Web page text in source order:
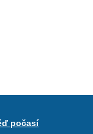
počasí